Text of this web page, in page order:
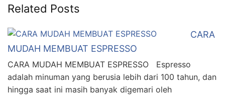
Related Posts
CARA
MUDAH MEMBUAT ESPRESSO
CARA MUDAH MEMBUAT ESPRESSO Espresso
adalah minuman yang berusia lebih dari 100 tahun, dan
hingga saat ini masih banyak digemari oleh